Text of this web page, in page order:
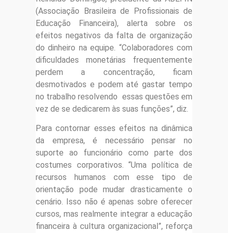
(Associação Brasileira de Profissionais de
Educação Financeira), alerta sobre os
efeitos negativos da falta de organização
do dinheiro na equipe. “Colaboradores com
dificuldades monetárias frequentemente
perdem a concentração, ficam
desmotivados e podem até gastar tempo
no trabalho resolvendo essas questões em
vez de se dedicarem às suas funções”, diz.
Para contornar esses efeitos na dinâmica
da empresa, é necessário pensar no
suporte ao funcionário como parte dos
costumes corporativos. “Uma política de
recursos humanos com esse tipo de
orientação pode mudar drasticamente o
cenário. Isso não é apenas sobre oferecer
cursos, mas realmente integrar a educação
financeira à cultura organizacional”, reforça